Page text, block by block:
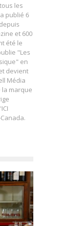
les
publié 6
et 600
été le
"Les
en
devient
Média
la marque